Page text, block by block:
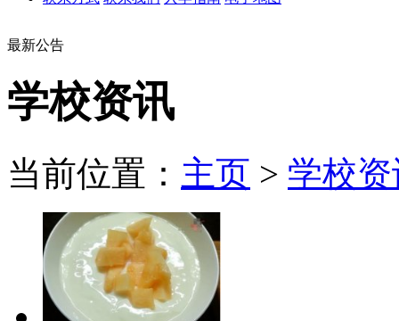
最新公告
学校资讯
当前位置： 主页 > 学校